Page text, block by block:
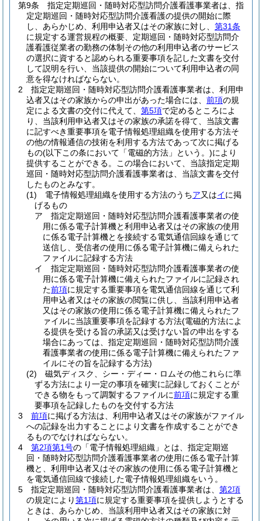
第9条
指定定期巡回・随時対応型訪問介護看護事業者は、指
定定期巡回・随時対応型訪問介護看護の提供の開始に際
し、あらかじめ、利用申込者又はその家族に対し、 第31条
に規定する運営規程の概要、定期巡回・随時対応型訪問介
護看護従業者の勤務の体制その他の利用申込者のサービス
の選択に資すると認められる重要事項を記した文書を交付
して説明を行い、当該提供の開始について利用申込者の同
意を得なければならない。
2
指定定期巡回・随時対応型訪問介護看護事業者は、利用申
込者又はその家族からの申出があった場合には、 前項の規
定による文書の交付に代えて、 第5項で定めるところによ
り、当該利用申込者又はその家族の承諾を得て、当該文書
に記すべき重要事項を電子情報処理組織を使用する方法そ
の他の情報通信の技術を利用する方法であって次に掲げる
もの(以下この条において「電磁的方法」という。)により
提供することができる。
この場合において、当該指定定期
巡回・随時対応型訪問介護看護事業者は、当該文書を交付
したものとみなす。
(1)
電子情報処理組織を使用する方法のうちア又はイに掲
げるもの
ア
指定定期巡回・随時対応型訪問介護看護事業者の使
用に係る電子計算機と利用申込者又はその家族の使用
に係る電子計算機とを接続する電気通信回線を通じて
送信し、受信者の使用に係る電子計算機に備えられた
ファイルに記録する方法
イ
指定定期巡回・随時対応型訪問介護看護事業者の使
用に係る電子計算機に備えられたファイルに記録され
た前項に規定する重要事項を電気通信回線を通じて利
用申込者又はその家族の閲覧に供し、当該利用申込者
又はその家族の使用に係る電子計算機に備えられたフ
ァイルに当該重要事項を記録する方法(電磁的方法によ
る提供を受ける旨の承諾又は受けない旨の申出をする
場合にあっては、指定定期巡回・随時対応型訪問介護
看護事業者の使用に係る電子計算機に備えられたファ
イルにその旨を記録する方法)
(2)
磁気ディスク、シー・ディー・ロムその他これらに準
ずる方法により一定の事項を確実に記録しておくことが
できる物をもって調製するファイルに前項に規定する重
要事項を記録したものを交付する方法
3
前項に掲げる方法は、利用申込者又はその家族がファイル
への記録を出力することにより文書を作成することができ
るものでなければならない。
4
第2項第1号の「電子情報処理組織」とは、指定定期巡
回・随時対応型訪問介護看護事業者の使用に係る電子計算
機と、利用申込者又はその家族の使用に係る電子計算機と
を電気通信回線で接続した電子情報処理組織をいう。
5
指定定期巡回・随時対応型訪問介護看護事業者は、 第2項
の規定により第1項に規定する重要事項を提供しようとする
ときは、あらかじめ、当該利用申込者又はその家族に対